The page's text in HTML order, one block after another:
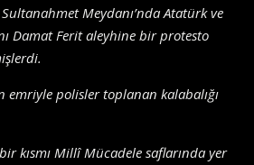
Meydanı’nda Atatürk ve
Damat Ferit aleyhine bir protesto
emriyle polisler toplanan kalabalığı
kısmı Millî Mücadele saflarında yer